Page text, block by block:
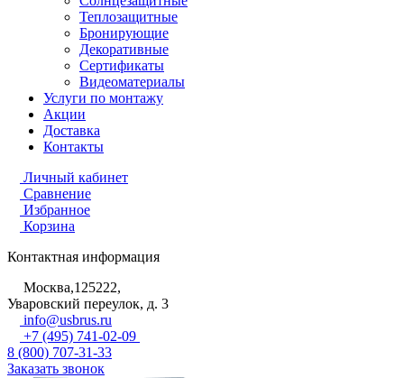
Теплозащитные
Бронирующие
Декоративные
Сертификаты
Видеоматериалы
Услуги по монтажу
Акции
Доставка
Контакты
Личный кабинет
Сравнение
Избранное
Корзина
Контактная информация
Москва,125222,
Уваровский переулок, д. 3
info@usbrus.ru
+7 (495) 741-02-09
8 (800) 707-31-33
Заказать звонок